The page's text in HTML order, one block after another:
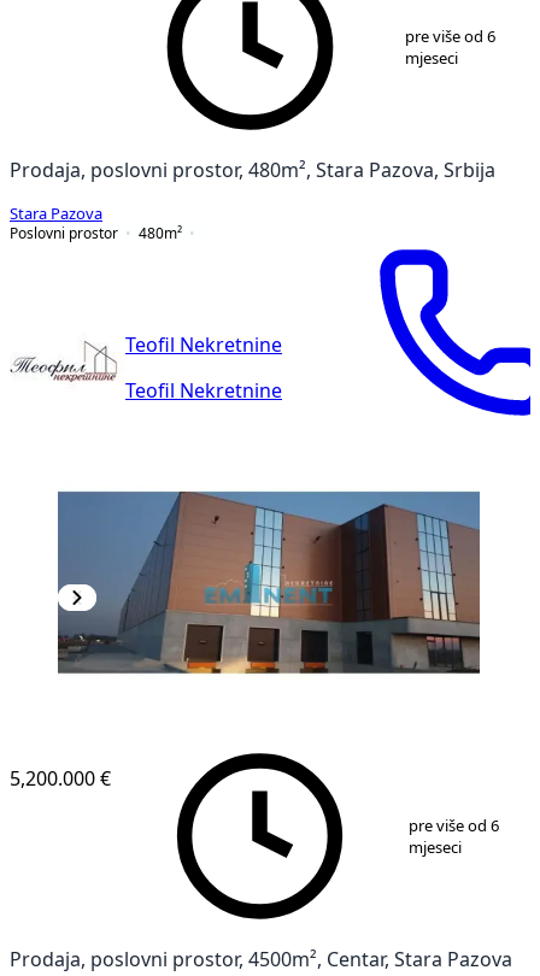
15
pre više od 6
mjeseci
Prodaja, poslovni prostor, 480m², Stara Pazova, Srbija
Stara Pazova
Poslovni prostor
480m²
Teofil Nekretnine
Teofil Nekretnine
9
5,200.000 €
pre više od 6
mjeseci
Prodaja, poslovni prostor, 4500m², Centar, Stara Pazova